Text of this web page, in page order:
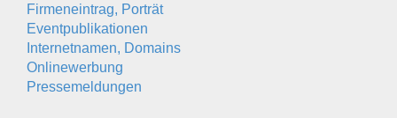
Firmeneintrag, Porträt
Eventpublikationen
Internetnamen, Domains
Onlinewerbung
Pressemeldungen